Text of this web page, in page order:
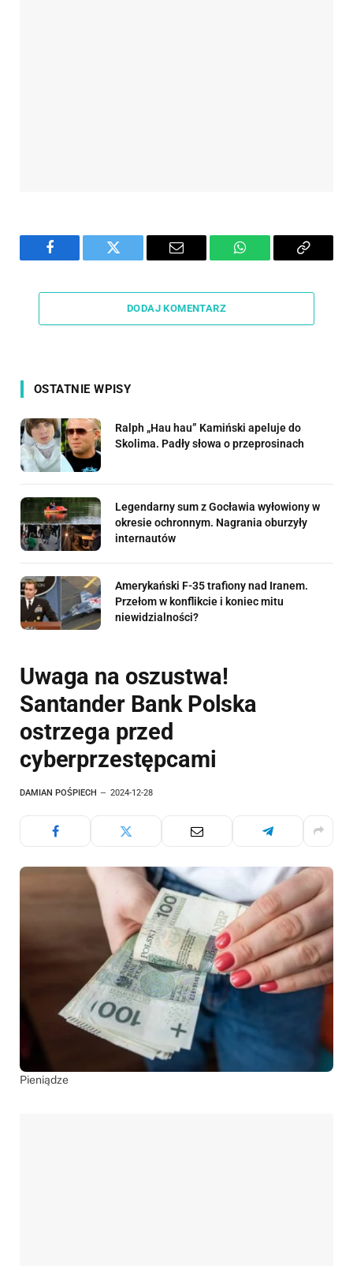
Facebook Twitter Email WhatsAppCopy
DODAJ KOMENTARZ
OSTATNIE WPISY
Ralph „Hau hau” Kamiński apeluje do
Skolima. Padły słowa o przeprosinach
Legendarny sum z Gocławia wyłowiony w
okresie ochronnym. Nagrania oburzyły
internautów
Amerykański F-35 trafiony nad Iranem.
Przełom w konflikcie i koniec mitu
niewidzialności?
Uwaga na oszustwa!
Santander Bank Polska
ostrzega przed
cyberprzestępcami
DAMIAN POŚPIECH 2024-12-28
Pieniądze